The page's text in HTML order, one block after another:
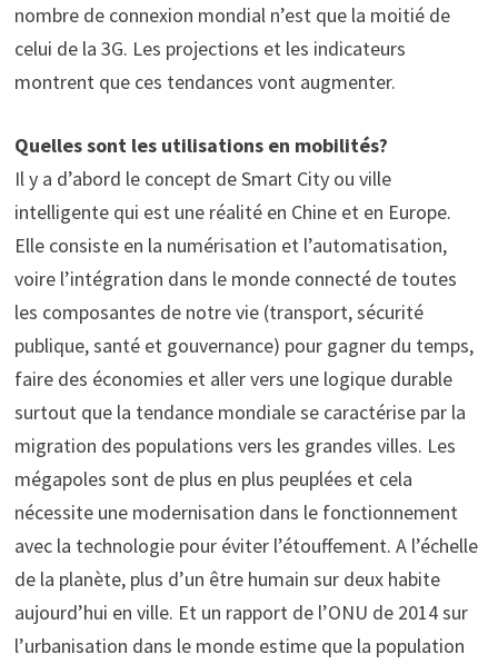
nombre de connexion mondial n’est que la moitié de
celui de la 3G. Les projections et les indicateurs
montrent que ces tendances vont augmenter.
Quelles sont les utilisations en mobilités?
Il y a d’abord le concept de Smart City ou ville
intelligente qui est une réalité en Chine et en Europe.
Elle consiste en la numérisation et l’automatisation,
voire l’intégration dans le monde connecté de toutes
les composantes de notre vie (transport, sécurité
publique, santé et gouvernance) pour gagner du temps,
faire des économies et aller vers une logique durable
surtout que la tendance mondiale se caractérise par la
migration des populations vers les grandes villes. Les
mégapoles sont de plus en plus peuplées et cela
nécessite une modernisation dans le fonctionnement
avec la technologie pour éviter l’étouffement. A l’échelle
de la planète, plus d’un être humain sur deux habite
aujourd’hui en ville. Et un rapport de l’ONU de 2014 sur
l’urbanisation dans le monde estime que la population